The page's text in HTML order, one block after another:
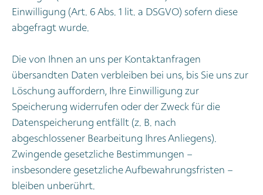
Einwilligung (Art. 6 Abs. 1 lit. a DSGVO) sofern diese
abgefragt wurde.
Die von Ihnen an uns per Kontaktanfragen
übersandten Daten verbleiben bei uns, bis Sie uns zur
Löschung auffordern, Ihre Einwilligung zur
Speicherung widerrufen oder der Zweck für die
Datenspeicherung entfällt (z. B. nach
abgeschlossener Bearbeitung Ihres Anliegens).
Zwingende gesetzliche Bestimmungen –
insbesondere gesetzliche Aufbewahrungsfristen –
bleiben unberührt.